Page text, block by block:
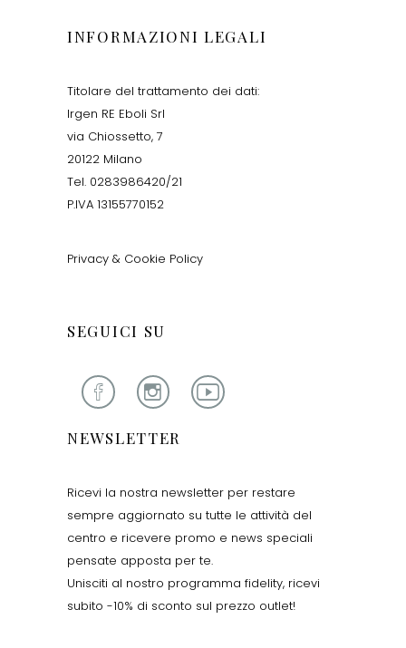
INFORMAZIONI LEGALI
Titolare del trattamento dei dati:
Irgen RE Eboli Srl
via Chiossetto, 7
20122 Milano
Tel. 0283986420/21
P.IVA 13155770152
Privacy & Cookie Policy
SEGUICI SU
NEWSLETTER
Ricevi la nostra newsletter per restare
sempre aggiornato su tutte le attività del
centro e ricevere promo e news speciali
pensate apposta per te.
Unisciti al nostro programma fidelity, ricevi
subito -10% di sconto sul prezzo outlet!